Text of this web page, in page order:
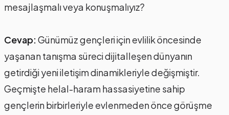
mesajlaşmalı veya konuşmalıyız?
Cevap:Günümüz gençleri için evlilik öncesinde
yaşanan tanışma süreci dijitalleşen dünyanın
getirdiği yeni iletişim dinamikleriyle değişmiştir.
Geçmişte helal-haram hassasiyetine sahip
gençlerin birbirleriyle evlenmeden önce görüşme